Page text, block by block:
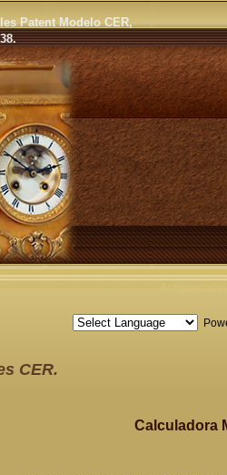
Patent Modelo CER,
CER.
Calculadora